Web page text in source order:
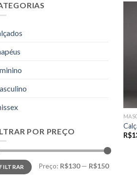
POR PREÇO
FILTRAR Preço: R$130— R$150
R$